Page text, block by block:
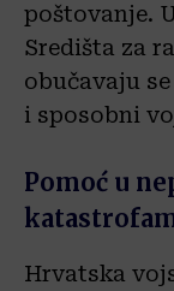
poštovanje.
Središta za
obučavaju
i sposobni
Pomoć u
Hrvatska